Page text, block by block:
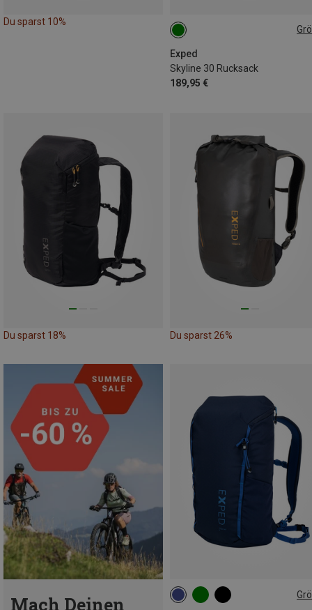
Du sparst 10%
Exped
Skyline 30 Rucksack
189,95 €
30L | S-M
Du sparst 18% Du sparst 26%
Mach Deinen 15L